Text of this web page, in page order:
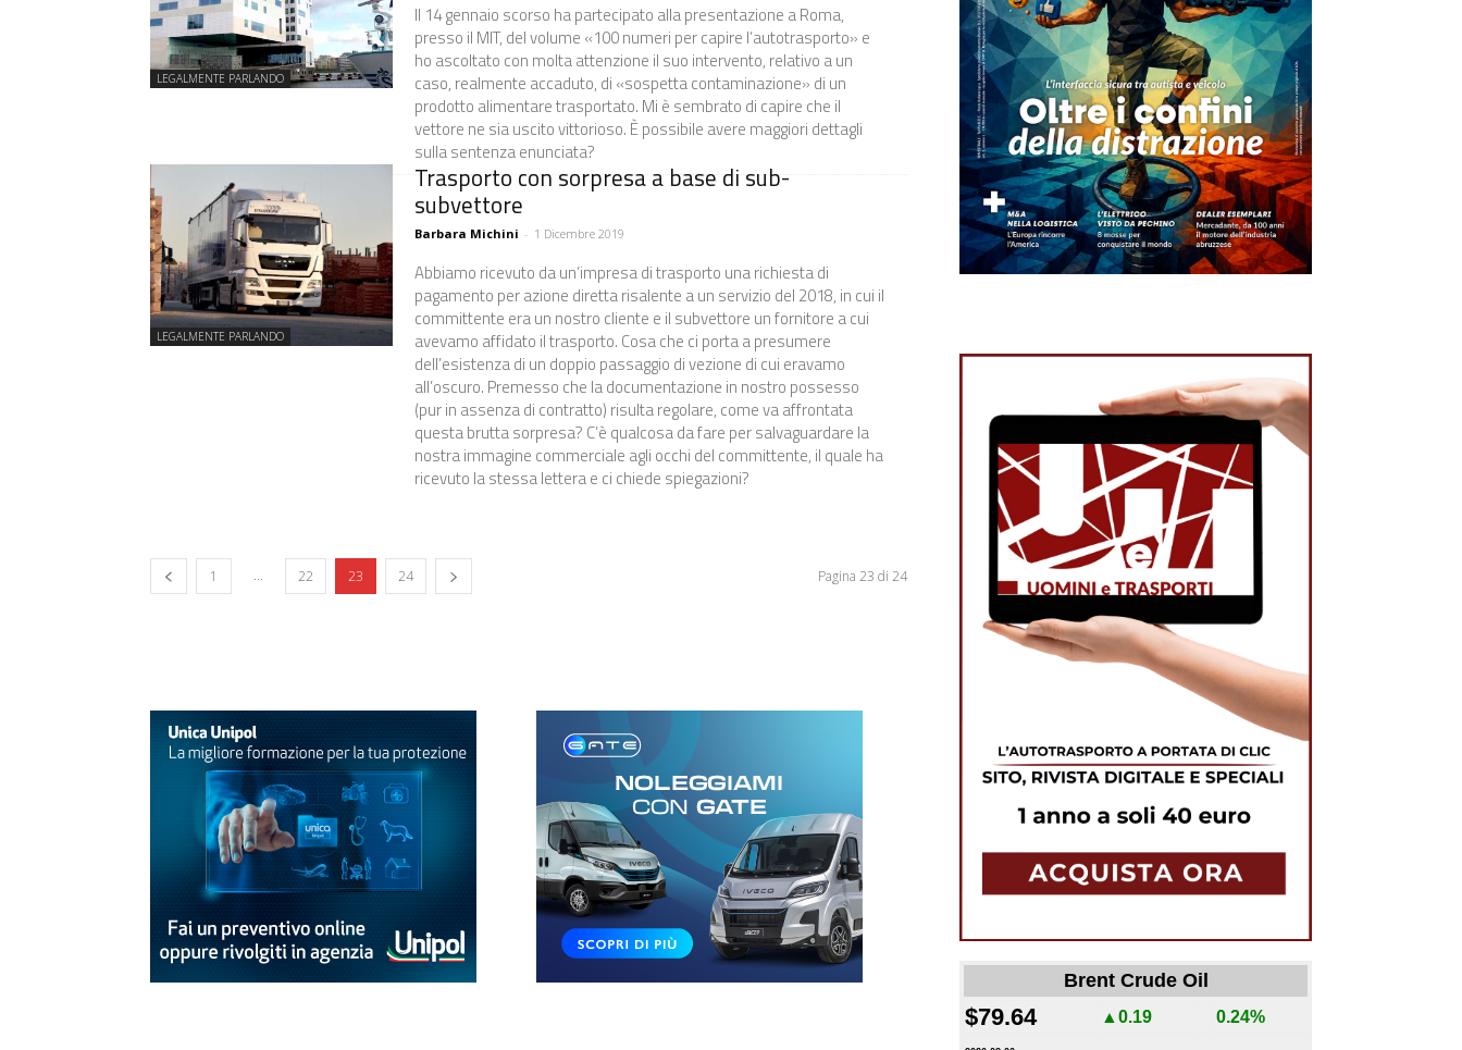
LEGALMENTE PARLANDO
Il 14 gennaio scorso ha partecipato alla presentazione a Roma,
presso il MIT, del volume «100 numeri per capire l’autotrasporto» e
ho ascoltato con molta attenzione il suo intervento, relativo a un
caso, realmente accaduto, di «sospetta contaminazione» di un
prodotto alimentare trasportato. Mi è sembrato di capire che il
vettore ne sia uscito vittorioso. È possibile avere maggiori dettagli
sulla sentenza enunciata?
LEGALMENTE PARLANDO
Trasporto con sorpresa a base di sub-
subvettore
Barbara Michini - 1 Dicembre 2019
Abbiamo ricevuto da un’impresa di trasporto una richiesta di
pagamento per azione diretta risalente a un servizio del 2018, in cui il
committente era un nostro cliente e il subvettore un fornitore a cui
avevamo affidato il trasporto. Cosa che ci porta a presumere
dell’esistenza di un doppio passaggio di vezione di cui eravamo
all’oscuro. Premesso che la documentazione in nostro possesso
(pur in assenza di contratto) risulta regolare, come va affrontata
questa brutta sorpresa? C’è qualcosa da fare per salvaguardare la
nostra immagine commerciale agli occhi del committente, il quale ha
ricevuto la stessa lettera e ci chiede spiegazioni?
1 ... 22 23 24 Pagina 23 di 24
Brent Crude Oil
$79.64 ▲0.19 0.24%